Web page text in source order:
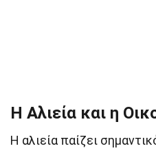
Η Αλιεία και η
Η αλιεία παίζει